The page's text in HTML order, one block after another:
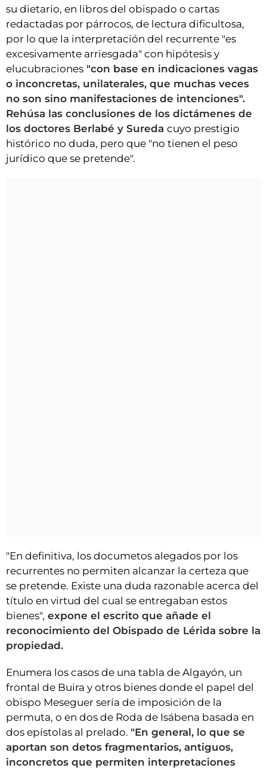
su dietario, en libros del obispado o cartas
redactadas por párrocos, de lectura dificultosa,
por lo que la interpretación del recurrente "es
excesivamente arriesgada" con hipótesis y
elucubraciones "con base en indicaciones vagas
o inconcretas, unilaterales, que muchas veces
no son sino manifestaciones de intenciones".
Rehúsa las conclusiones de los dictámenes de
los doctores Berlabé y Sureda cuyo prestigio
histórico no duda, pero que "no tienen el peso
jurídico que se pretende".
"En definitiva, los documetos alegados por los
recurrentes no permiten alcanzar la certeza que
se pretende. Existe una duda razonable acerca del
título en virtud del cual se entregaban estos
bienes", expone el escrito que añade el
reconocimiento del Obispado de Lérida sobre la
propiedad.
Enumera los casos de una tabla de Algayón, un
frontal de Buira y otros bienes donde el papel del
obispo Meseguer sería de imposición de la
permuta, o en dos de Roda de Isábena basada en
dos epístolas al prelado. "En general, lo que se
aportan son detos fragmentarios, antiguos,
inconcretos que permiten interpretaciones